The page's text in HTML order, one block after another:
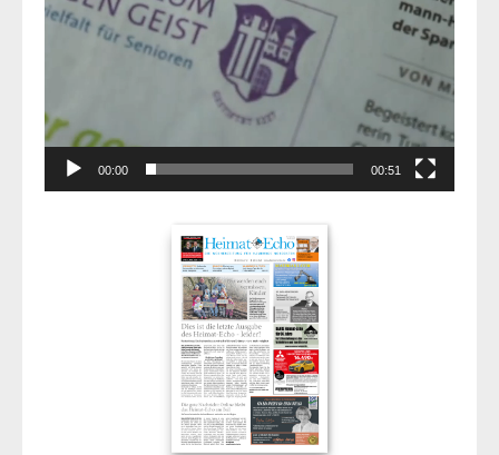
00:00 00:51